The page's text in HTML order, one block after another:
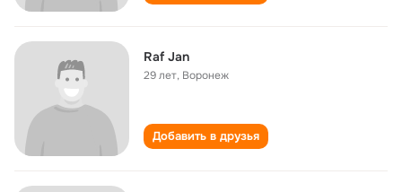
Raf Jan
29 лет, Воронеж
Добавить в друзья